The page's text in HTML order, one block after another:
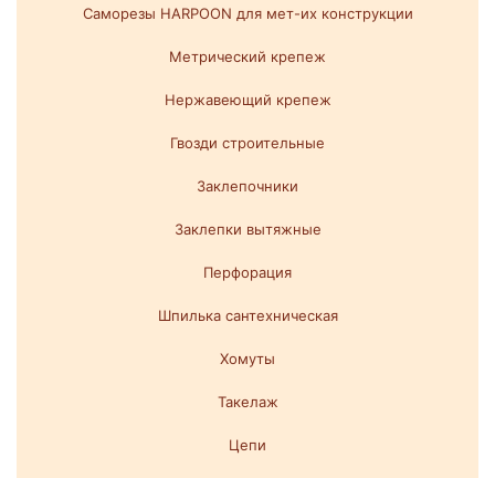
Саморезы HARPOON для мет-их конструкции
Метрический крепеж
Нержавеющий крепеж
Гвозди строительные
Заклепочники
Заклепки вытяжные
Перфорация
Шпилька сантехническая
Хомуты
Такелаж
Цепи